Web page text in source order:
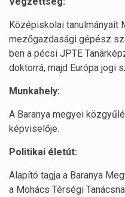
Középiskolai tanulmányait
mezőgazdasági gépész
ben a pécsi JPTE
doktorrá, majd Európa jogi
Munkahely:
A Baranya megyei
képviselője.
Politikai életút:
Alapító tagja a Baranya
a Mohács Térségi